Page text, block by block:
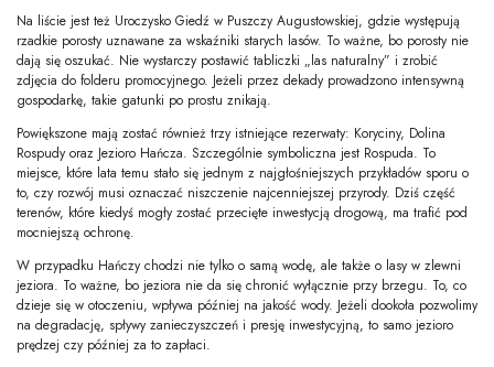
Na liście jest też Uroczysko Giedź w Puszczy Augustowskiej, gdzie występują
rzadkie porosty uznawane za wskaźniki starych lasów. To ważne, bo porosty nie
dają się oszukać. Nie wystarczy postawić tabliczki „las naturalny” i zrobić
zdjęcia do folderu promocyjnego. Jeżeli przez dekady prowadzono intensywną
gospodarkę, takie gatunki po prostu znikają.
Powiększone mają zostać również trzy istniejące rezerwaty: Koryciny, Dolina
Rospudy oraz Jezioro Hańcza. Szczególnie symboliczna jest Rospuda. To
miejsce, które lata temu stało się jednym z najgłośniejszych przykładów sporu o
to, czy rozwój musi oznaczać niszczenie najcenniejszej przyrody. Dziś część
terenów, które kiedyś mogły zostać przecięte inwestycją drogową, ma trafić pod
mocniejszą ochronę.
W przypadku Hańczy chodzi nie tylko o samą wodę, ale także o lasy w zlewni
jeziora. To ważne, bo jeziora nie da się chronić wyłącznie przy brzegu. To, co
dzieje się w otoczeniu, wpływa później na jakość wody. Jeżeli dookoła pozwolimy
na degradację, spływy zanieczyszczeń i presję inwestycyjną, to samo jezioro
prędzej czy później za to zapłaci.